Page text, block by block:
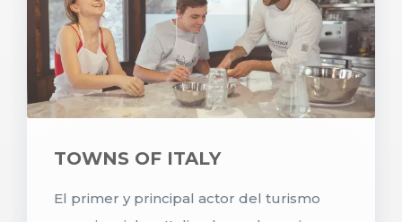
TOWNS OF ITALY
El primer y principal actor del turismo